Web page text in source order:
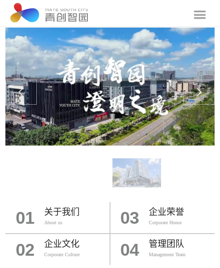
01 关于我们
About us
02 企业文化
Corporate Culture
03 企业荣誉
Corporate Honor
04 管理团队
Management Team